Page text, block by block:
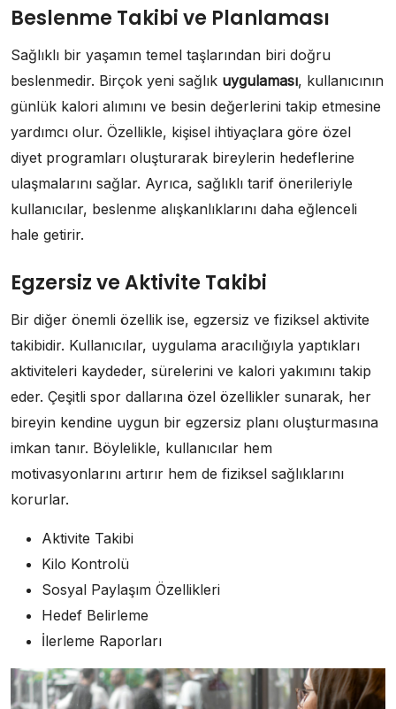
Beslenme Takibi ve Planlaması
Sağlıklı bir yaşamın temel taşlarından biri doğru
beslenmedir. Birçok yeni sağlık uygulaması, kullanıcının
günlük kalori alımını ve besin değerlerini takip etmesine
yardımcı olur. Özellikle, kişisel ihtiyaçlara göre özel
diyet programları oluşturarak bireylerin hedeflerine
ulaşmalarını sağlar. Ayrıca, sağlıklı tarif önerileriyle
kullanıcılar, beslenme alışkanlıklarını daha eğlenceli
hale getirir.
Egzersiz ve Aktivite Takibi
Bir diğer önemli özellik ise, egzersiz ve fiziksel aktivite
takibidir. Kullanıcılar, uygulama aracılığıyla yaptıkları
aktiviteleri kaydeder, sürelerini ve kalori yakımını takip
eder. Çeşitli spor dallarına özel özellikler sunarak, her
bireyin kendine uygun bir egzersiz planı oluşturmasına
imkan tanır. Böylelikle, kullanıcılar hem
motivasyonlarını artırır hem de fiziksel sağlıklarını
korurlar.
Aktivite Takibi
Kilo Kontrolü
Sosyal Paylaşım Özellikleri
Hedef Belirleme
İlerleme Raporları